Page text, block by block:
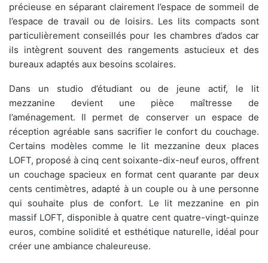
précieuse en séparant clairement l’espace de sommeil de
l’espace de travail ou de loisirs. Les lits compacts sont
particulièrement conseillés pour les chambres d’ados car
ils intègrent souvent des rangements astucieux et des
bureaux adaptés aux besoins scolaires.
Dans un studio d’étudiant ou de jeune actif, le lit
mezzanine devient une pièce maîtresse de
l’aménagement. Il permet de conserver un espace de
réception agréable sans sacrifier le confort du couchage.
Certains modèles comme le lit mezzanine deux places
LOFT, proposé à cinq cent soixante-dix-neuf euros, offrent
un couchage spacieux en format cent quarante par deux
cents centimètres, adapté à un couple ou à une personne
qui souhaite plus de confort. Le lit mezzanine en pin
massif LOFT, disponible à quatre cent quatre-vingt-quinze
euros, combine solidité et esthétique naturelle, idéal pour
créer une ambiance chaleureuse.